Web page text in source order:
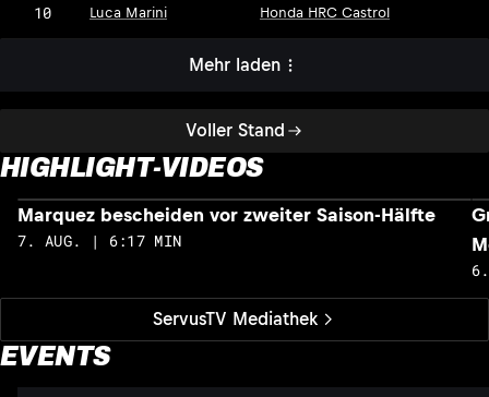
Voller Stand
10 Luca Marini Honda HRC Castrol
Mehr laden
HIGHLIGHT-VIDEOS
ServusTV Mediathek
Marquez bescheiden vor zweiter Saison-Hälfte
7. AUG. | 6:17 MIN
EVENTS